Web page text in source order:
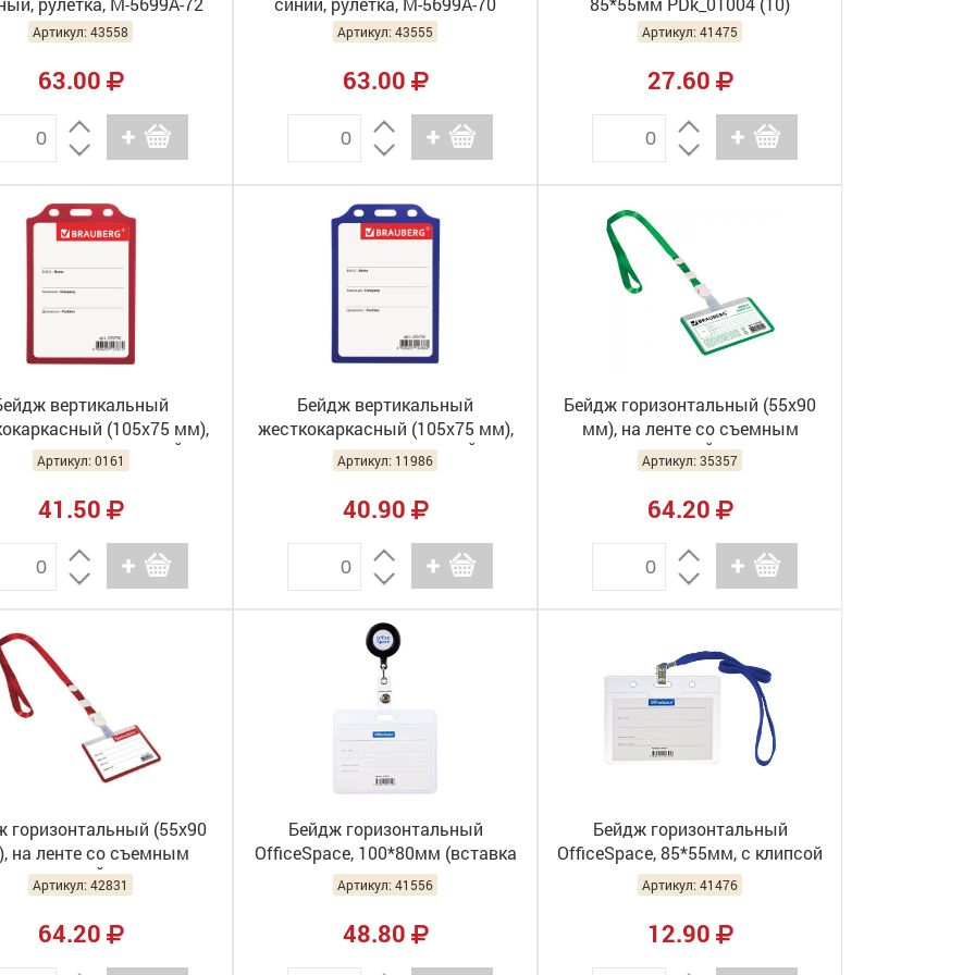
Артикул: 43558
63.00
Артикул: 43555
63.00
Артикул: 41475
27.60
вертикальный
(105х75 мм),
держателя, КРАСНЫЙ,
BRAUBERG, 235756
Артикул: 0161
41.50
Бейдж вертикальный
жесткокаркасный (105х75 мм),
без держателя, СИНИЙ,
BRAUBERG, 235755
Артикул: 11986
40.90
Бейдж горизонтальный (55х90
мм), на ленте со съемным
клипом, ЗЕЛЕНЫЙ, BRAUBERG,
235763
Артикул: 35357
64.20
горизонтальный (55х90
на ленте со съемным
КРАСНЫЙ, BRAUBERG,
235762
Артикул: 42831
64.20
Бейдж горизонтальный
OfficeSpace, 100*80мм (вставка
90*60мм), держатель-рулетка,
черный 284660 (10)
Артикул: 41556
48.80
Бейдж горизонтальный
OfficeSpace, 85*55мм, с клипсой
на синем шнурке 284655 (10)
Артикул: 41476
12.90